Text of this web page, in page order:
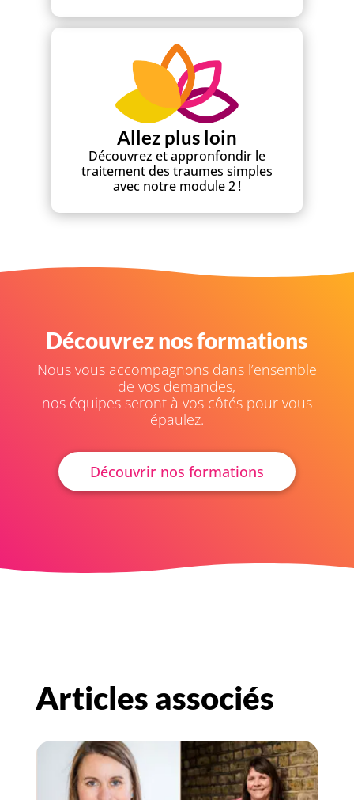
Allez plus loin
Découvrez et appronfondir le
traitement des traumes simples
avec notre module 2 !
Découvrez nos formations
Nous vous accompagnons dans l’ensemble
de vos demandes,
nos équipes seront à vos côtés pour vous
épaulez.
Découvrir nos formations
Articles associés